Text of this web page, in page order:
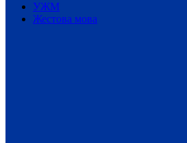
УЖМ
Жестова мова